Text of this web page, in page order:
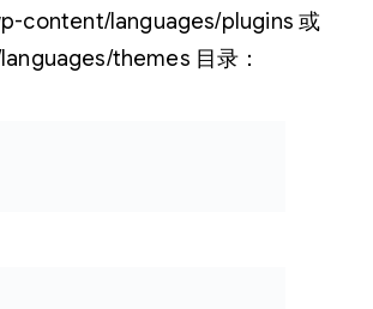
content/languages/plugins 或
themes 目录：